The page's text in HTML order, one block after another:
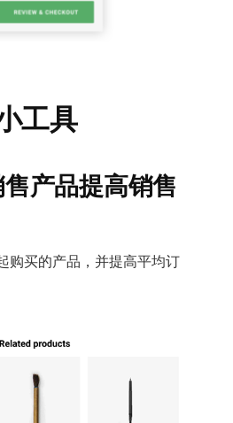
工具
产品提高销售
购买的产品，并提高平均订